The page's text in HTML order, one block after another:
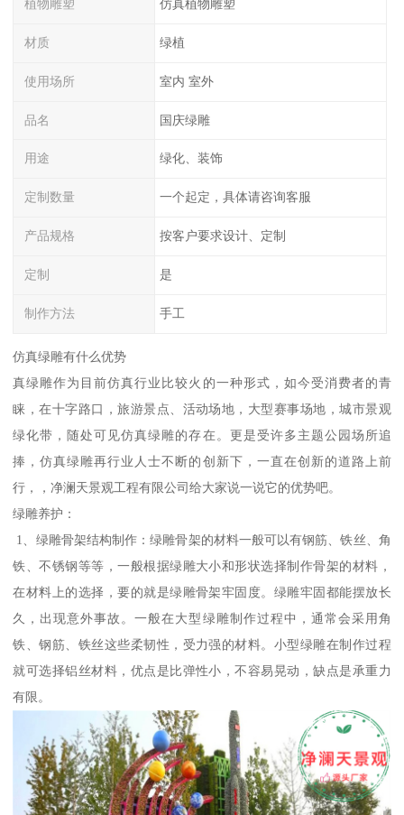
植物雕塑 仿真植物雕塑
材质 绿植
使用场所 室内 室外
品名 国庆绿雕
用途 绿化、装饰
定制数量 一个起定，具体请咨询客服
产品规格 按客户要求设计、定制
定制 是
制作方法 手工
仿真绿雕有什么优势
真绿雕作为目前仿真行业比较火的一种形式，如今受消费者的青
睐，在十字路口，旅游景点、活动场地，大型赛事场地，城市景观
绿化带，随处可见仿真绿雕的存在。更是受许多主题公园场所追
捧，仿真绿雕再行业人士不断的创新下，一直在创新的道路上前
行，，净澜天景观工程有限公司给大家说一说它的优势吧。
绿雕养护：
1、绿雕骨架结构制作：绿雕骨架的材料一般可以有钢筋、铁丝、角
铁、不锈钢等等，一般根据绿雕大小和形状选择制作骨架的材料，
在材料上的选择，要的就是绿雕骨架牢固度。绿雕牢固都能摆放长
久，出现意外事故。一般在大型绿雕制作过程中，通常会采用角
铁、钢筋、铁丝这些柔韧性，受力强的材料。小型绿雕在制作过程
就可选择铝丝材料，优点是比弹性小，不容易晃动，缺点是承重力
有限。